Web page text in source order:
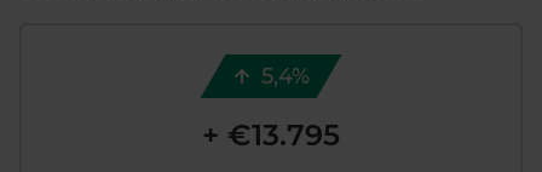
5,4%
+ €13.795